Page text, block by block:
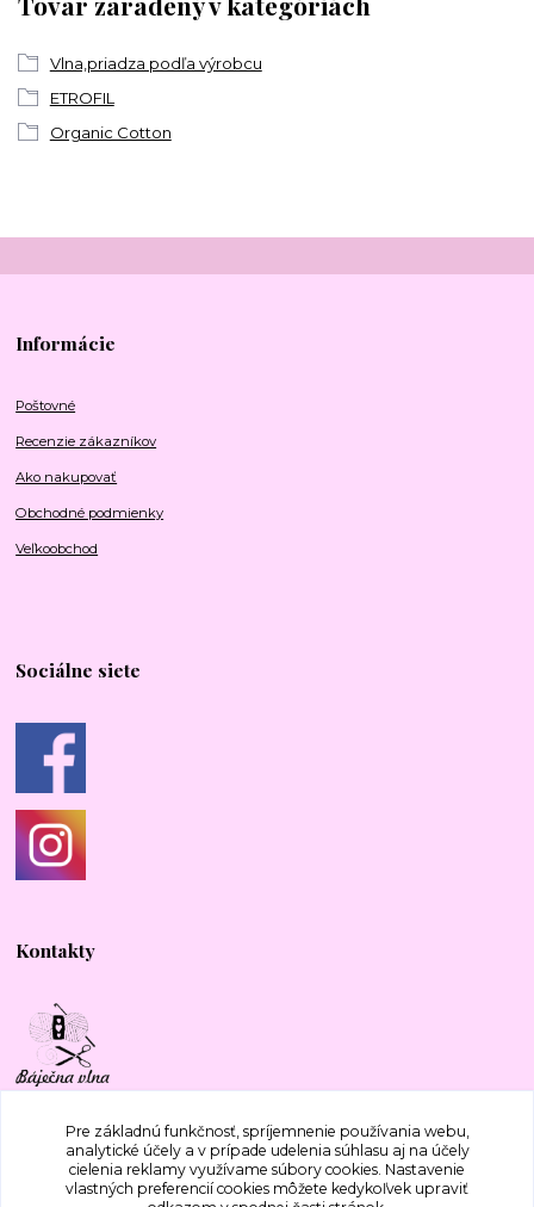
Vlna,priadza podľa výrobcu
ETROFIL
Organic Cotton
Informácie
Poštovné
Recenzie zákazníkov
Ako nakupovať
Obchodné podmienky
Veľkoobchod
Sociálne siete
Kontakty
+421 917 577 388
bajecnavlna@gmail.com
Pre základnú funkčnosť, spríjemnenie používania webu,
analytické účely a v prípade udelenia súhlasu aj na účely
cielenia reklamy využívame súbory cookies. Nastavenie
vlastných preferencií cookies môžete kedykoľvek upraviť